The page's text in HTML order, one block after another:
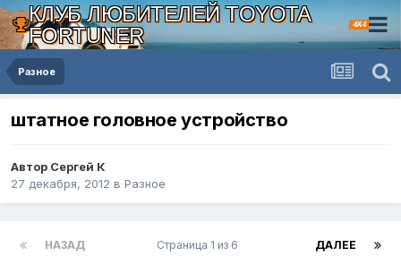
КЛУБ ЛЮБИТЕЛЕЙ TOYOTA
FORTUNER
4X4
Разное
штатное головное устройство
Автор Сергей К
27 декабря, 2012 в Разное
НАЗАД ДАЛЕЕ
Страница 1 из 6